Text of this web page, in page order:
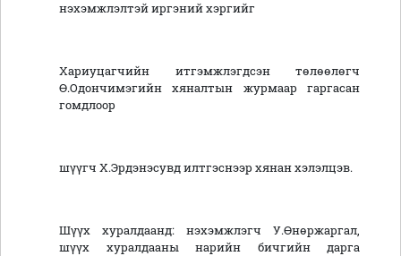
нэхэмжлэлтэй иргэний хэргийг
Хариуцагчийн итгэмжлэгдсэн төлөөлөгч
Ө.Одончимэгийн хяналтын журмаар гаргасан
гомдлоор
шүүгч Х.Эрдэнэсувд илтгэснээр хянан хэлэлцэв.
Шүүх хуралдаанд: нэхэмжлэгч У.Өнөржаргал,
шүүх хуралдааны нарийн бичгийн дарга